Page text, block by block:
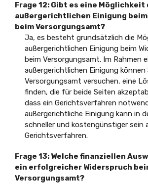
Frage 12: Gibt es eine Möglichkeit
außergerichtlichen Einigung
beim Versorgungsamt?
Ja, es besteht grundsätzlich die
außergerichtlichen Einigung beim
beim Versorgungsamt. Im Rahmen
außergerichtlichen Einigung können
Versorgungsamt versuchen, eine
finden, die für beide Seiten
dass ein Gerichtsverfahren
außergerichtliche Einigung kann in
schneller und kostengünstiger sein
Gerichtsverfahren.
Frage 13: Welche finanziellen
ein erfolgreicher Widerspruch
Versorgungsamt?